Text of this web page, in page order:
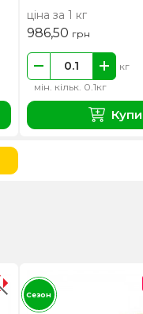
ціна за 1 кг
986,50 грн
мін. кільк. 0.1кг
кг
Сезон